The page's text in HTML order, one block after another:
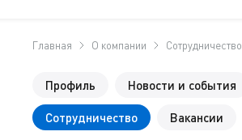
Главная О компании Сотрудничество
Профиль Новости и события
Сотрудничество Вакансии